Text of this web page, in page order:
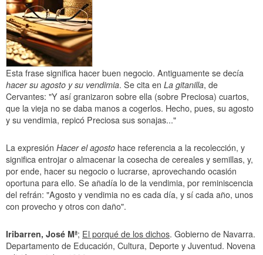
Esta frase significa hacer buen negocio. Antiguamente se decía
hacer su agosto y su vendimia. Se cita en La gitanilla, de
Cervantes: "Y así granizaron sobre ella (sobre Preciosa) cuartos,
que la vieja no se daba manos a cogerlos. Hecho, pues, su agosto
y su vendimia, repicó Preciosa sus sonajas..."
La expresión Hacer el agosto hace referencia a la recolección, y
significa entrojar o almacenar la cosecha de cereales y semillas, y,
por ende, hacer su negocio o lucrarse, aprovechando ocasión
oportuna para ello. Se añadía lo de la vendimia, por reminiscencia
del refrán: "Agosto y vendimia no es cada día, y sí cada año, unos
con provecho y otros con daño".
Iribarren, José Mª; El porqué de los dichos. Gobierno de Navarra.
Departamento de Educación, Cultura, Deporte y Juventud. Novena